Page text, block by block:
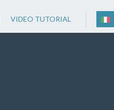
VIDEO TUTORIAL